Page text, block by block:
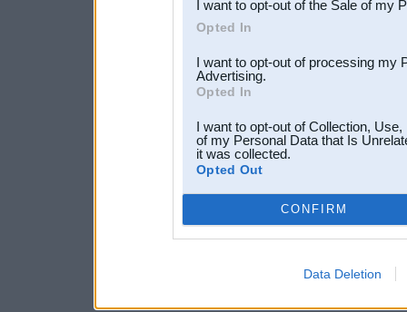
I want to opt-out of the Sale of my
Opted In
I want to opt-out of processing my
Advertising.
Opted In
I want to opt-out of Collection,
of my Personal Data that Is
it was collected.
Opted Out
CONFIRM
Data Deletion